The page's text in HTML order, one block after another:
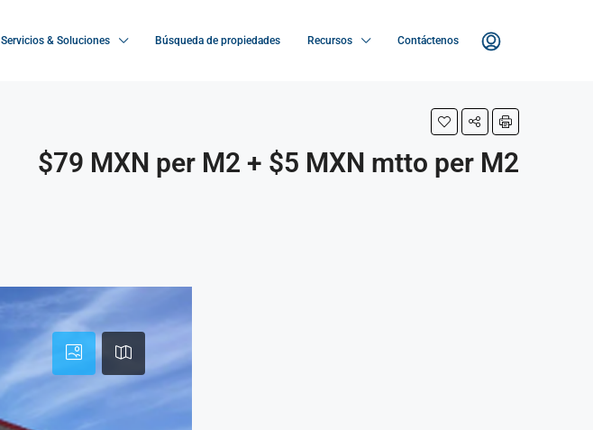
Servicios & Soluciones Búsqueda de propiedades Recursos Contáctenos
$79 MXN per M2 + $5 MXN mtto per M2